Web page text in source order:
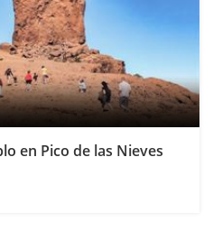
en Pico de las Nieves